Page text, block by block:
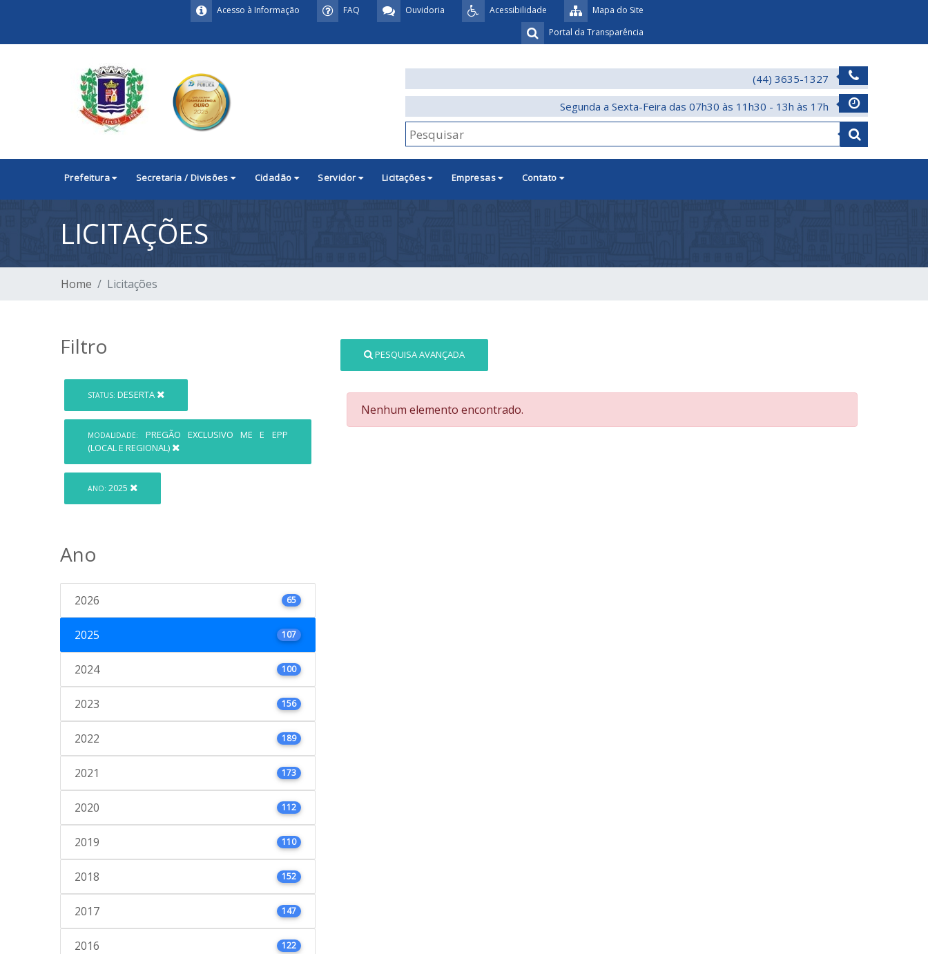
Mapa do Site
Acessibilidade
Ouvidoria
FAQ
Acesso à Informação
Portal da Transparência
(44) 3635-1327
Segunda a Sexta-Feira das 07h30 às 11h30 - 13h às 17h
Prefeitura Secretaria / Divisões Cidadão Servidor Licitações Empresas Contato
LICITAÇÕES
Home Licitações
Filtro
STATUS: DESERTA
MODALIDADE:
PREGÃO EXCLUSIVO ME E EPP
(LOCAL E REGIONAL)
ANO: 2025
Ano
2026 65
2025 107
2024 100
2023 156
2022 189
2021 173
2020 112
2019 110
2018 152
2017 147
2016 122
PESQUISA AVANÇADA
Nenhum elemento encontrado.